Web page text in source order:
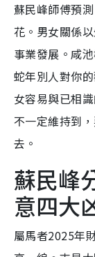
蘇民峰師傅預
花。男女關係
事業發展。咸
蛇年別人對你
女容易與已相
不一定維持到
去。
蘇民峰
意四大
屬馬者2025年